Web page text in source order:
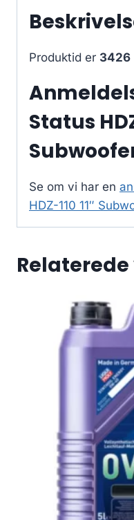
Produktid er 3426
Status
Se om vi har en
HDZ-110 11″